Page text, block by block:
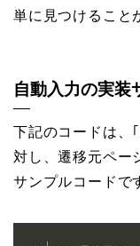
単に見つけること
自動入力の実装
下記のコードは、
対し、遷移元ペー
サンプルコードで